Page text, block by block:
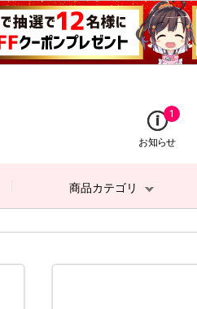
1
お知らせ
商品カテゴリ